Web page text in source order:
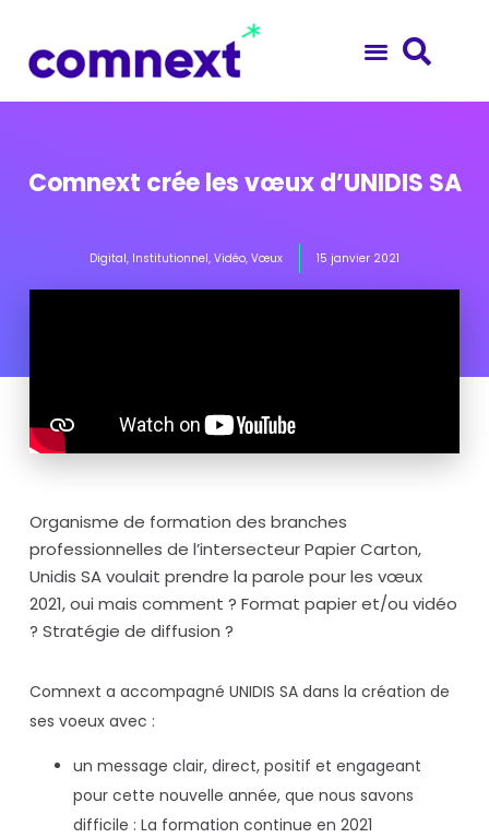
Comnext crée les vœux d’UNIDIS SA
Digital, Institutionnel, Vidéo, Vœux 15 janvier 2021
Organisme de formation des branches
professionnelles de l’intersecteur Papier Carton,
Unidis SA voulait prendre la parole pour les vœux
2021, oui mais comment ? Format papier et/ou vidéo
? Stratégie de diffusion ?
Comnext a accompagné UNIDIS SA dans la création de
ses voeux avec :
un message clair, direct, positif et engageant
pour cette nouvelle année, que nous savons
difficile : La formation continue en 2021